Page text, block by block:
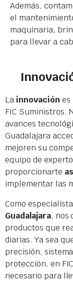
Además,
el
maquinaria,
para llevar a
La innovaciónes
FIC Suministros.
avances
Guadalajara
mejoren su
equipo de
proporcionarte
implementar las
Como
Guadalajara, nos
productos que
diarias. Ya sea
precisión,
protección, en
necesario para